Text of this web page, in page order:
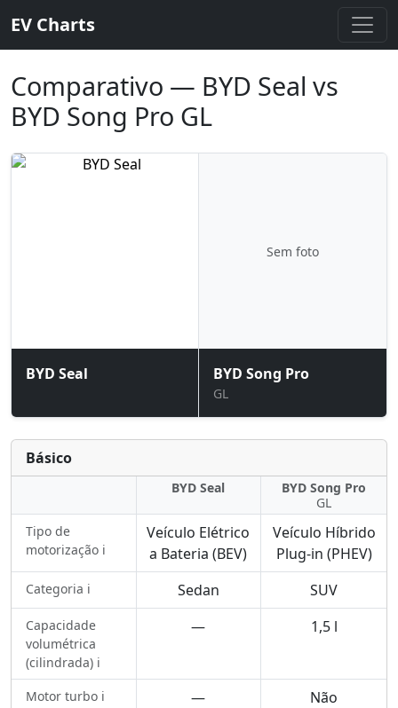
EV Charts
Comparativo — BYD Seal vs
BYD Song Pro GL
BYD Seal
Sem foto
BYD Song Pro
GL
Básico
BYD Seal
BYD Song Pro
GL
Tipo de
motorização ℹ️
Veículo Elétrico
a Bateria (BEV)
Veículo Híbrido
Plug-in (PHEV)
Categoria ℹ️ Sedan SUV
Capacidade
volumétrica
(cilindrada) ℹ️
— 1,5 l
Motor turbo ℹ️ — Não